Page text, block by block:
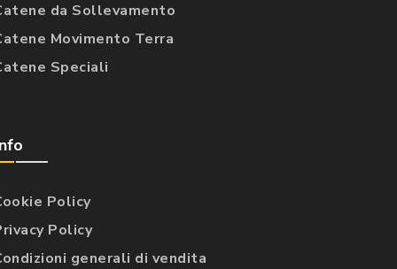
da Sollevamento
Movimento Terra
Speciali
Policy
Policy
generali di vendita